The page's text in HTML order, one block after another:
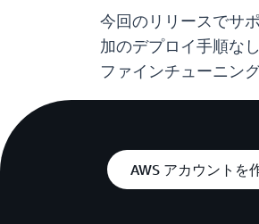
今回のリリースでサ
加のデプロイ手順な
ファインチューニン
AWS アカウントを